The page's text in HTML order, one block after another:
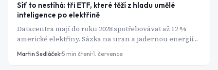
Síť to nestíhá: tři ETF, které těží z hladu umělé
inteligence po elektřině
Datacentra mají do roku 2028 spotřebovávat až 12 %
americké elektřiny. Sázka na uran a jadernou energii
má tři podoby - od konzervativní po agresivní.
Martin Sedláček 5 min čtení 1. července